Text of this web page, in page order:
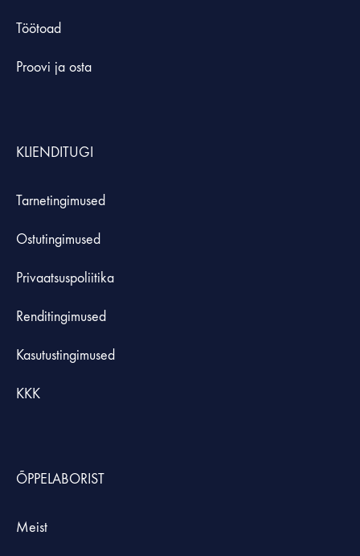
Töötoad
Proovi ja osta
KLIENDITUGI
Tarnetingimused
Ostutingimused
Privaatsuspoliitika
Renditingimused
Kasutustingimused
KKK
ÕPPELABORIST
Meist